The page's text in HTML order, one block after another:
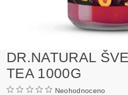
DR.NATURAL
TEA 1000G
Neohodnoceno